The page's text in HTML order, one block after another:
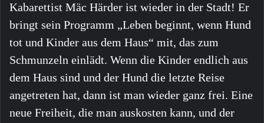
Kabarettist Mäc Härder ist wieder in der Stadt! Er
bringt sein Programm „Leben beginnt, wenn Hund
tot und Kinder aus dem Haus“ mit, das zum
Schmunzeln einlädt. Wenn die Kinder endlich aus
dem Haus sind und der Hund die letzte Reise
angetreten hat, dann ist man wieder ganz frei. Eine
neue Freiheit, die man auskosten kann, und der